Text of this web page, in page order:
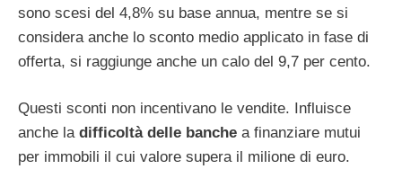
sono scesi del 4,8% su base annua, mentre se si
considera anche lo sconto medio applicato in fase di
offerta, si raggiunge anche un calo del 9,7 per cento.
Questi sconti non incentivano le vendite. Influisce
anche la difficoltà delle banche a finanziare mutui
per immobili il cui valore supera il milione di euro.